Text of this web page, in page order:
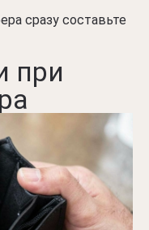
сразу составьте
при